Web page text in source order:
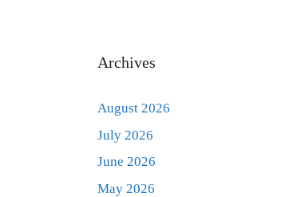
Archives
August 2026
July 2026
June 2026
May 2026